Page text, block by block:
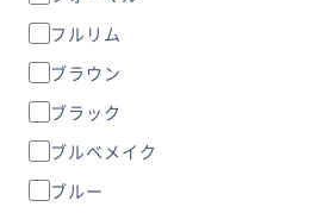
フルリム
ブラウン
ブラック
ブルベメイク
ブルー